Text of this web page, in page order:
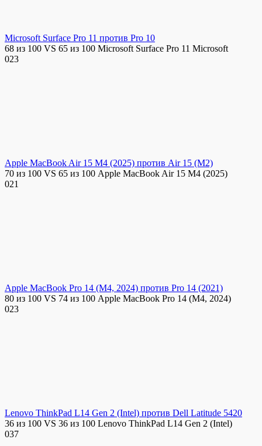
Microsoft Surface Pro 11 против Pro 10
68 из 100 VS 65 из 100 Microsoft Surface Pro 11 Microsoft
023
Apple MacBook Air 15 M4 (2025) против Air 15 (M2)
70 из 100 VS 65 из 100 Apple MacBook Air 15 M4 (2025)
021
Apple MacBook Pro 14 (M4, 2024) против Pro 14 (2021)
80 из 100 VS 74 из 100 Apple MacBook Pro 14 (M4, 2024)
023
Lenovo ThinkPad L14 Gen 2 (Intel) против Dell Latitude 5420
36 из 100 VS 36 из 100 Lenovo ThinkPad L14 Gen 2 (Intel)
037